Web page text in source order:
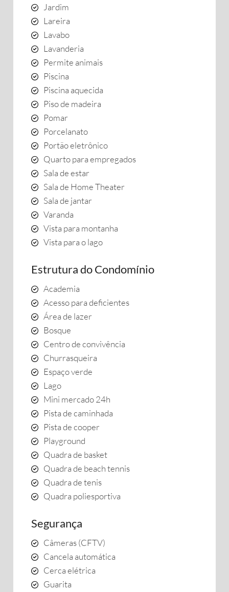
Jardim
Lareira
Lavabo
Lavanderia
Permite animais
Piscina
Piscina aquecida
Piso de madeira
Pomar
Porcelanato
Portão eletrônico
Quarto para empregados
Sala de estar
Sala de Home Theater
Sala de jantar
Varanda
Vista para montanha
Vista para o lago
Estrutura do Condomínio
Academia
Acesso para deficientes
Área de lazer
Bosque
Centro de convivência
Churrasqueira
Espaço verde
Lago
Mini mercado 24h
Pista de caminhada
Pista de cooper
Playground
Quadra de basket
Quadra de beach tennis
Quadra de tenis
Quadra poliesportiva
Segurança
Câmeras (CFTV)
Cancela automática
Cerca elétrica
Guarita